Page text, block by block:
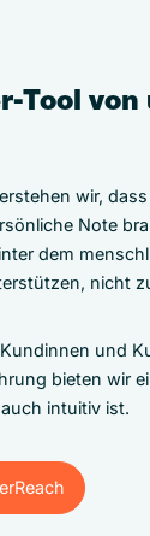
Tool von
wir,
Note
dem
nicht
und
bieten wir
intuitiv ist.